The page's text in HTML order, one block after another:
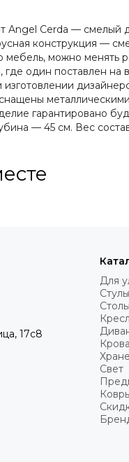
Angel Cerda — смелый
конструкция —
можно менять
где один поставлен
гарантировано
— 45 см. Вес
17с8
Для
Столы
Свет